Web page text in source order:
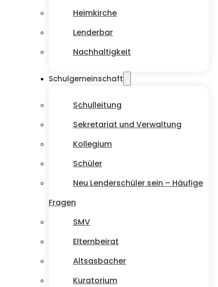
Heimkirche
Lenderbar
Nachhaltigkeit
Schulgemeinschaft
Schulleitung
Sekretariat und Verwaltung
Kollegium
Schüler
Neu Lenderschüler sein – Häufige
Fragen
SMV
Elternbeirat
Altsasbacher
Kuratorium